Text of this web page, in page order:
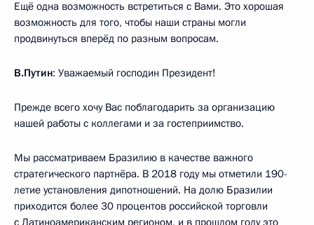
Ещё одна возможность встретиться с Вами. Это хорошая
возможность для того, чтобы наши страны могли
продвинуться вперёд по разным вопросам.
В.Путин: Уважаемый господин Президент!
Прежде всего хочу Вас поблагодарить за организацию
нашей работы с коллегами и за гостеприимство.
Мы рассматриваем Бразилию в качестве важного
стратегического партнёра. В 2018 году мы отметили 190-
летие установления дипотношений. На долю Бразилии
приходится более 30 процентов российской торговли
с Латиноамериканским регионом, и в прошлом году это